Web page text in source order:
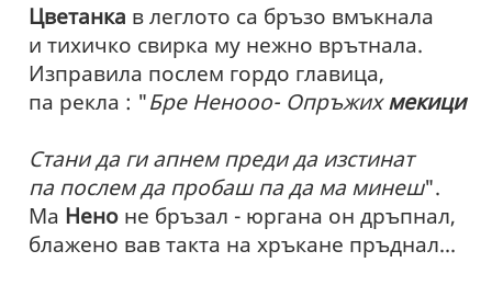
Цветанка в леглото са бръзо вмъкнала
и тихичко свирка му нежно врътнала.
Изправила послем гордо главица,
па рекла : "Бре Ненооо- Опръжихмекици
Стани да ги апнем преди да изстинат
па послем да пробаш па да ма минеш".
Ма Нено не бръзал - юргана он дръпнал,
блажено вав такта на хръкане пръднал...